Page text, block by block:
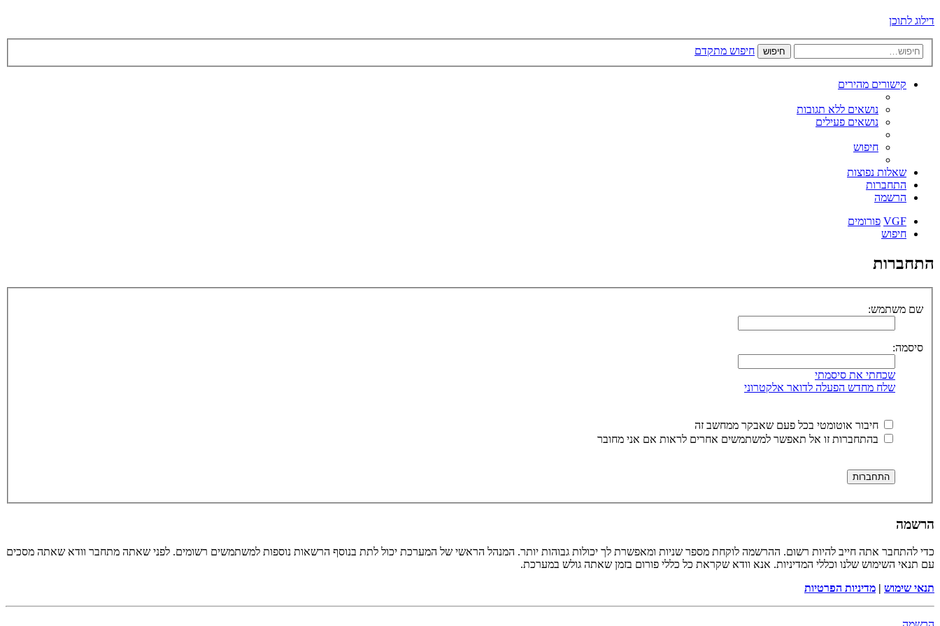
דילוג לתוכן
חיפוש חיפוש מתקדם
קישורים מהירים
נושאים ללא תגובות
נושאים פעילים
חיפוש
שאלות נפוצות
התחברות
הרשמה
VGF פורומים
חיפוש
התחברות
שם משתמש:
סיסמה:
שכחתי את סיסמתי
שלח מחדש הפעלה לדואר אלקטרוני
חיבור אוטומטי בכל פעם שאבקר ממחשב זה
בהתחברות זו אל תאפשר למשתמשים אחרים לראות אם אני מחובר
הרשמה
כדי להתחבר אתה חייב להיות רשום. ההרשמה לוקחת מספר שניות ומאפשרת לך יכולות גבוהות יותר. המנהל הראשי של המערכת יכול לתת בנוסף הרשאות נוספות למשתמשים רשומים. לפני שאתה מתחבר וודא שאתה מסכים
עם תנאי השימוש שלנו וכללי המדיניות. אנא וודא שקראת כל כללי פורום בזמן שאתה גולש במערכת.
תנאי שימוש | מדיניות הפרטיות